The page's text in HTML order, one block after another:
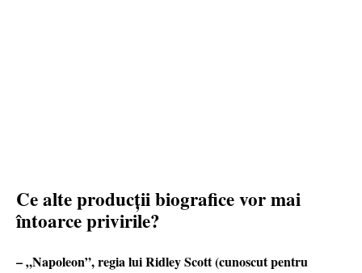
Ce alte producții biografice vor mai
întoarce privirile?
– „Napoleon”, regia lui Ridley Scott (cunoscut pentru